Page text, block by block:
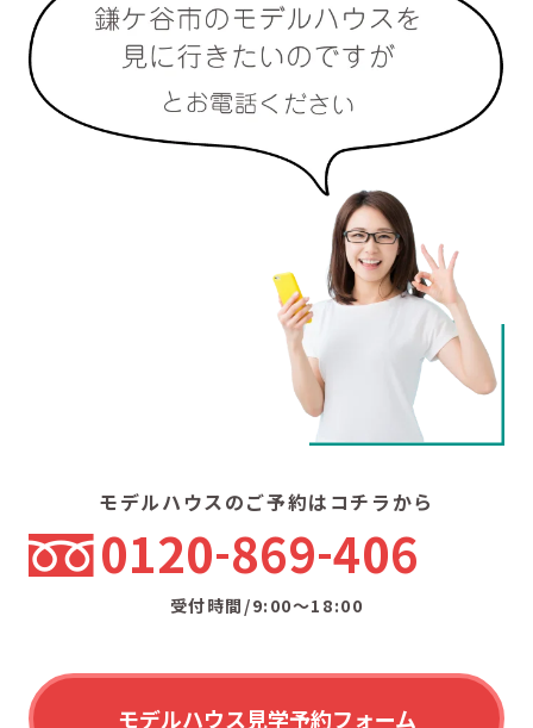
モデルハウスのご予約はコチラから
0120 869 406
受付時間/9:00〜18:00
モデルハウス見学予約フォーム